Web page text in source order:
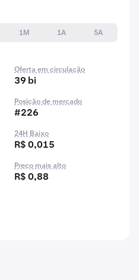
1M 1A
5A
Oferta em circulação
39 bi
Posição de mercado
#226
24H Baixo
R$ 0,015
Preço mais alto
R$ 0,88